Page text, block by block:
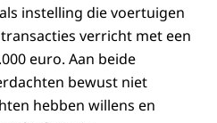
als instelling die voertuigen
verricht met een
euro. Aan beide
bewust niet
hebben willens en